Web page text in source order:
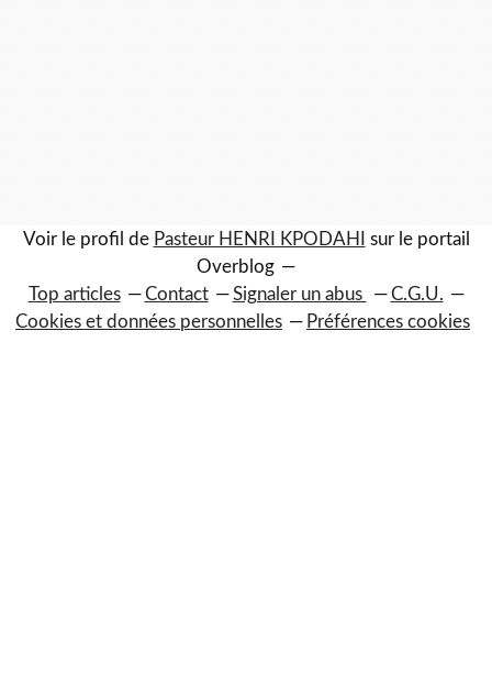
Voir le profil de Pasteur HENRI KPODAHI
sur le portail
Overblog
Top articles
Contact Signaler un abus
C.G.U.
Cookies et données personnelles
Préférences cookies